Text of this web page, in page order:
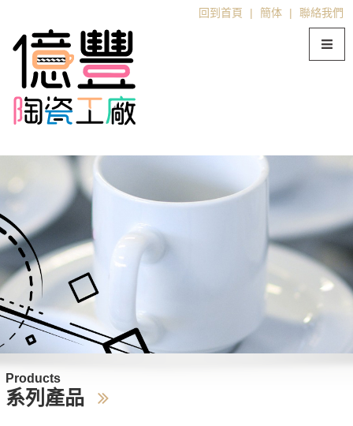
回到首頁 | 簡体 | 聯絡我們
Products
系列產品